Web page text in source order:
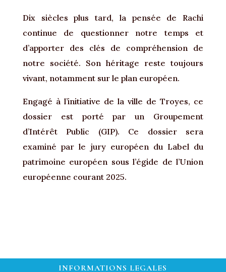
Dix siècles plus tard, la pensée de Rachi
continue de questionner notre temps et
d’apporter des clés de compréhension de
notre société. Son héritage reste toujours
vivant, notamment sur le plan européen.
Engagé à l’initiative de la ville de Troyes, ce
dossier est porté par un Groupement
d’Intérêt Public (GIP). Ce dossier sera
examiné par le jury européen du Label du
patrimoine européen sous l’égide de l’Union
européenne courant 2025.
INFORMATIONS LEGALES